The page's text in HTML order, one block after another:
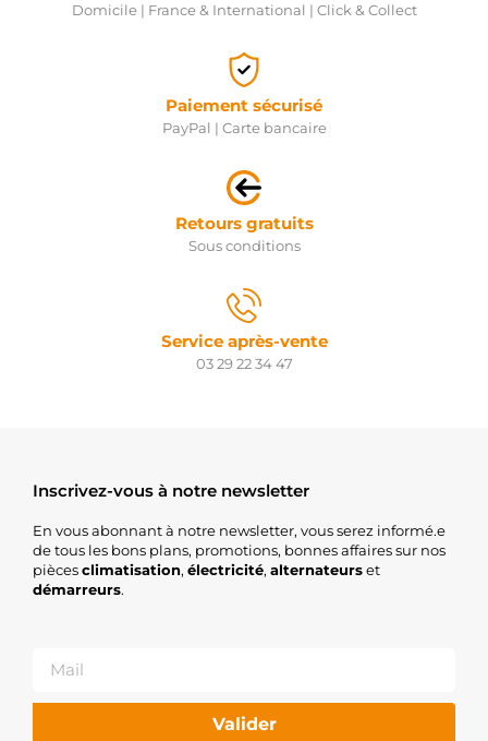
Domicile | France & International | Click & Collect
Paiement sécurisé
PayPal | Carte bancaire
Retours gratuits
Sous conditions
Service après-vente
03 29 22 34 47
Inscrivez-vous à notre newsletter
En vous abonnant à notre newsletter, vous serez informé.e
de tous les bons plans, promotions, bonnes affaires sur nos
piècesclimatisation, électricité, alternateurset
démarreurs.
Valider